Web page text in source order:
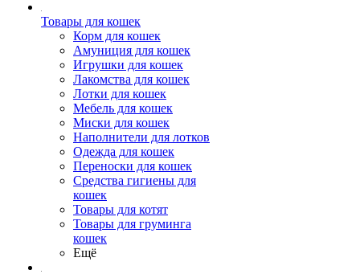
Товары для кошек
Корм для кошек
Амуниция для кошек
Игрушки для кошек
Лакомства для кошек
Лотки для кошек
Мебель для кошек
Миски для кошек
Наполнители для лотков
Одежда для кошек
Переноски для кошек
Средства гигиены для
кошек
Товары для котят
Товары для груминга
кошек
Ещё